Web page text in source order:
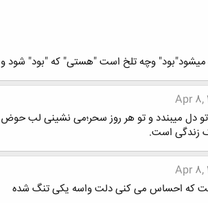
میشود"بود" وچه تلخ است "هستى" كه "بود" شود
Apr 8,
میبندد و تو هر روز سحر؛می نشینی لب حوض
زندگی است.
Apr 8,
که احساس می کنی دلت واسه یکی تنگ شده